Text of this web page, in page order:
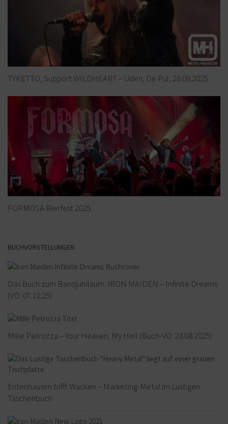
TYKETTO, Support WILDHEART – Uden, De Pul, 26.09.2025
FORMOSA Bierfest 2025
BUCHVORSTELLUNGEN
Das Buch zum Bandjubiläum: IRON MAIDEN – Infinite Dreams
(VÖ: 07.10.25)
Mille Petrozza – Your Heaven, My Hell (Buch-VÖ: 28.08.2025)
Entenhausen trifft Wacken – Marketing-Metal im Lustigen
Taschenbuch